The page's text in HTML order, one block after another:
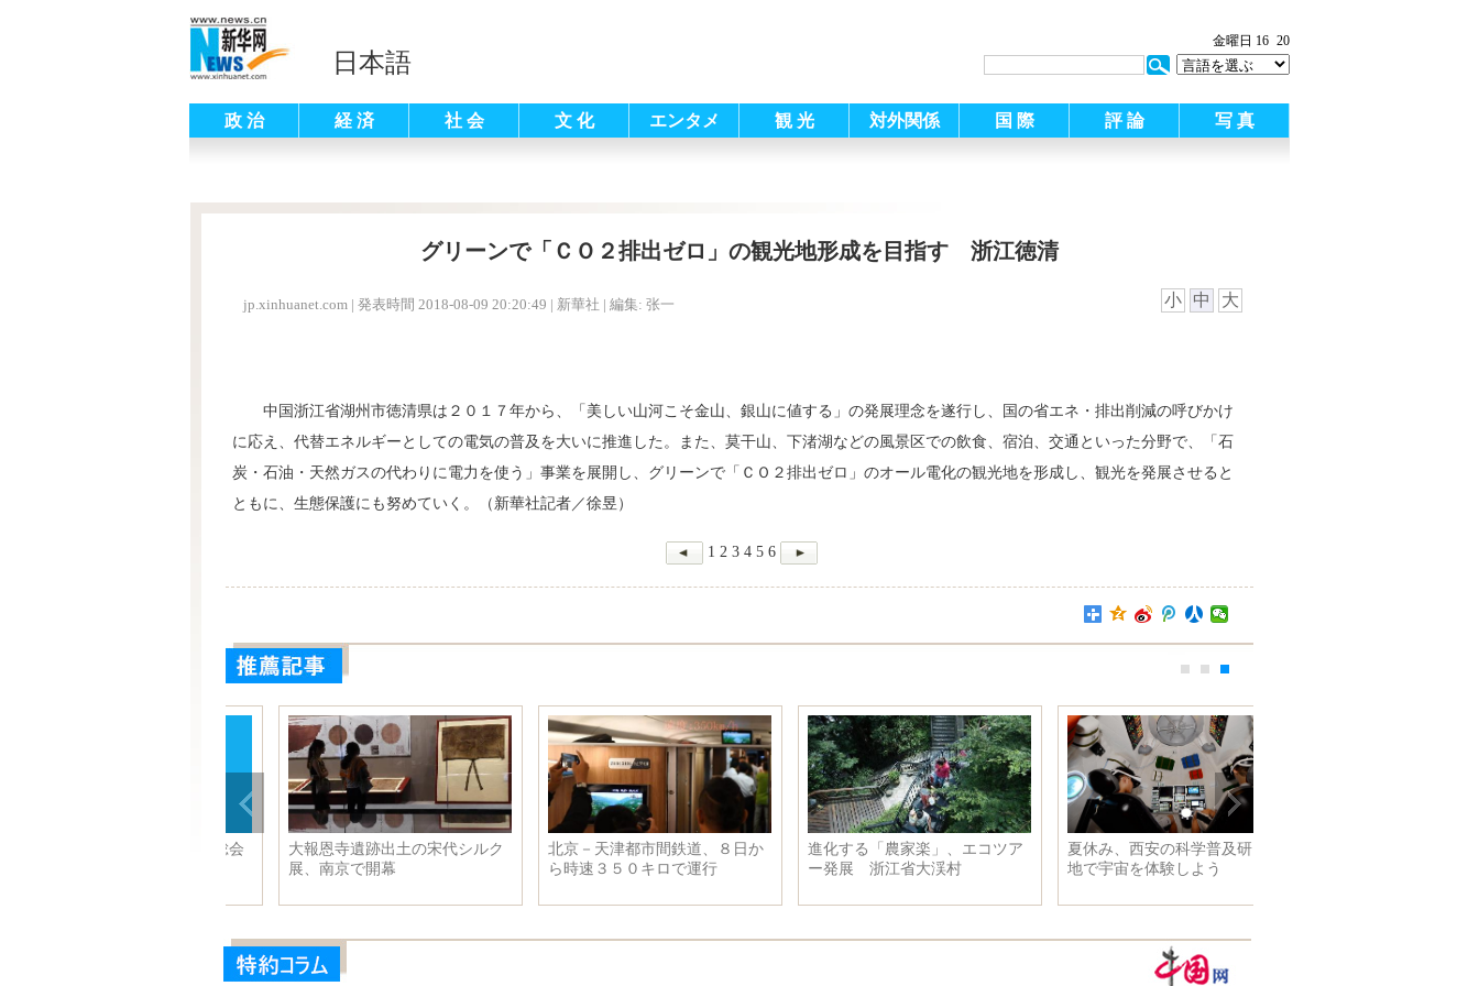
日本語
金曜日 16 20
政 治 経 済 社 会 文 化 エンタメ 観 光 対外関係 国 際 評 論 写 真
グリーンで「ＣＯ２排出ゼロ」の観光地形成を目指す 浙江徳清
jp.xinhuanet.com | 発表時間 2018-08-09 20:20:49 | 新華社 | 編集: 张一 小 中 大
中国浙江省湖州市徳清県は２０１７年から、「美しい山河こそ金山、銀山に値する」の発展理念を遂行し、国の省エネ・排出削減の呼びかけ
に応え、代替エネルギーとしての電気の普及を大いに推進した。また、莫干山、下渚湖などの風景区での飲食、宿泊、交通といった分野で、「石
炭・石油・天然ガスの代わりに電力を使う」事業を展開し、グリーンで「ＣＯ２排出ゼロ」のオール電化の観光地を形成し、観光を発展させると
ともに、生態保護にも努めていく。（新華社記者／徐昱）
1 2 3 4 5 6
大報恩寺遺跡出土の宋代シルク
展、南京で開幕
北京－天津都市間鉄道、８日か
ら時速３５０キロで運行
進化する「農家楽」、エコツア
ー発展 浙江省大渓村
夏休み、西安の科学普及研究基
地で宇宙を体験しよう